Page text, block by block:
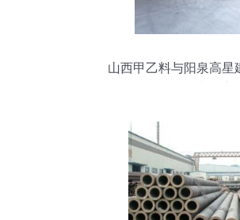
山西甲乙料与阳泉高星